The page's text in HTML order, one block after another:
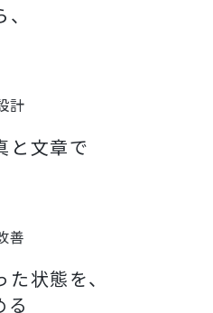
計
と文章で
善
状態を、
る